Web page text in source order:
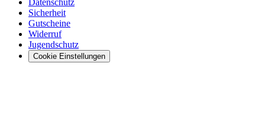
Sicherheit
Gutscheine
Widerruf
Jugendschutz
Cookie Einstellungen